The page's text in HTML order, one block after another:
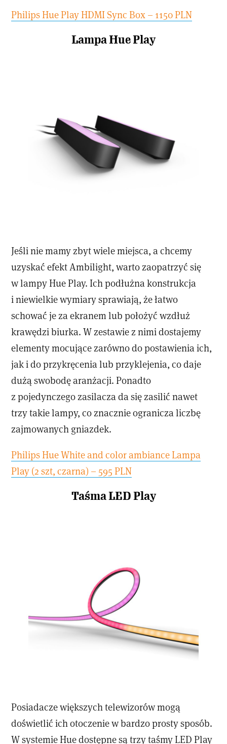
Philips Hue Play HDMI Sync Box – 1150 PLN
Lampa Hue Play
Jeśli nie mamy zbyt wiele miejsca, a chcemy
uzyskać efekt Ambilight, warto zaopatrzyć się
w lampy Hue Play. Ich podłużna konstrukcja
i niewielkie wymiary sprawiają, że łatwo
schować je za ekranem lub położyć wzdłuż
krawędzi biurka. W zestawie z nimi dostajemy
elementy mocujące zarówno do postawienia ich,
jak i do przykręcenia lub przyklejenia, co daje
dużą swobodę aranżacji. Ponadto
z pojedynczego zasilacza da się zasilić nawet
trzy takie lampy, co znacznie ogranicza liczbę
zajmowanych gniazdek.
Philips Hue White and color ambiance Lampa
Play (2 szt, czarna) – 595 PLN
Taśma LED Play
Posiadacze większych telewizorów mogą
doświetlić ich otoczenie w bardzo prosty sposób.
W systemie Hue dostępne są trzy taśmy LED Play